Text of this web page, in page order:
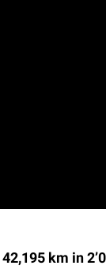
42,195 km in